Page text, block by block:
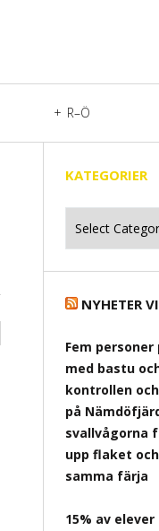
R–Ö
KATEGORIER
NYHETER
Fem
med bastu
kontrollen
på
svallvågorna
upp flaket
samma färja
15% av